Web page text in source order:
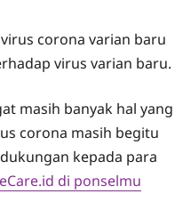
corona varian baru
virus varian baru.
masih banyak hal yang
corona masih begitu
kepada para
di ponselmu